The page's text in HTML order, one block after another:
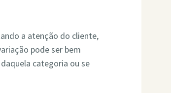
a atenção do cliente,
pode ser bem
categoria ou se